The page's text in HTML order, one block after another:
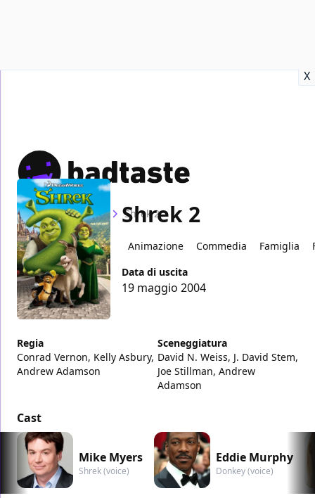
X
Home Film Shrek 2
Shrek 2
Animazione Commedia Famiglia
Data di uscita
19 maggio 2004
Regia
Conrad Vernon, Kelly Asbury,
Andrew Adamson
Sceneggiatura
David N. Weiss, J. David Stem,
Joe Stillman, Andrew
Adamson
Cast
Mike Myers
Shrek (voice)
Eddie Murphy
Donkey (voice)